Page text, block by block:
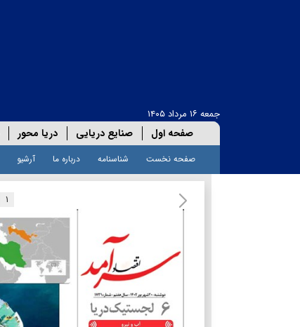
جمعه ۱۶ مرداد ۱۴۰۵
صفحه اول صنایع دریایی دریا محور
صفحه نخست شناسنامه درباره ما آرشیو
۱